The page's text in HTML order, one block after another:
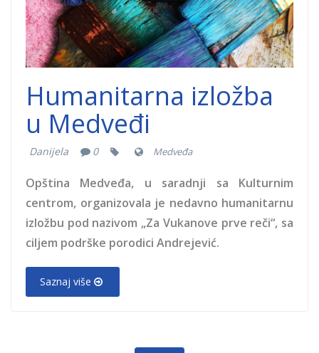
Humanitarna izložba
u Medveđi
Danijela 0 Medveđa
Opština Medveđa, u saradnji sa Kulturnim
centrom, organizovala je nedavno humanitarnu
izložbu pod nazivom „Za Vukanove prve reči“, sa
ciljem podrške porodici Andrejević.
Saznaj više